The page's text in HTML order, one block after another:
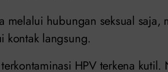
melalui hubungan seksual saja,
kontak langsung.
HPV terkena kutil.